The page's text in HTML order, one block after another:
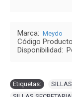
Marca: Meydo
Código
Disponibilidad:
Etiquetas: